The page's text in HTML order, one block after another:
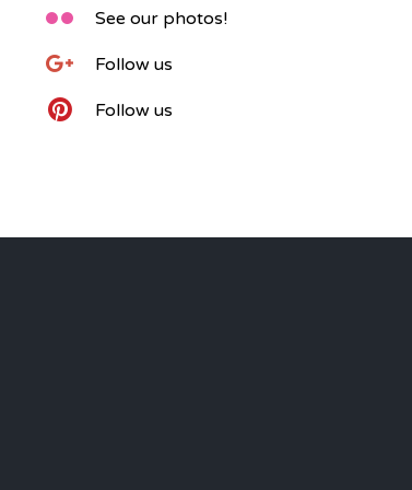
 See our photos!
 Follow us
 Follow us